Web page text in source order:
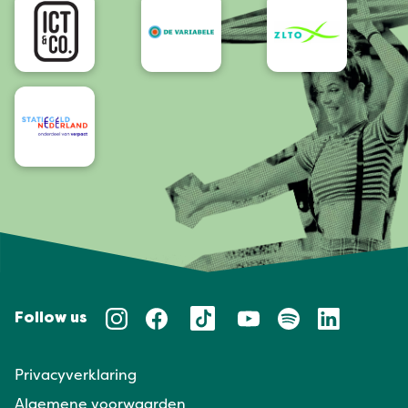
Follow us
Privacyverklaring